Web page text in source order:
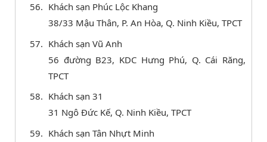
Khách sạn Phúc Lộc Khang
38/33 Mậu Thân, P. An Hòa, Q. Ninh Kiều, TPCT
Khách sạn Vũ Anh
56 đường B23, KDC Hưng Phú, Q. Cái Răng,
TPCT
Khách sạn 31
31 Ngô Đức Kế, Q. Ninh Kiều, TPCT
Khách sạn Tân Nhựt Minh